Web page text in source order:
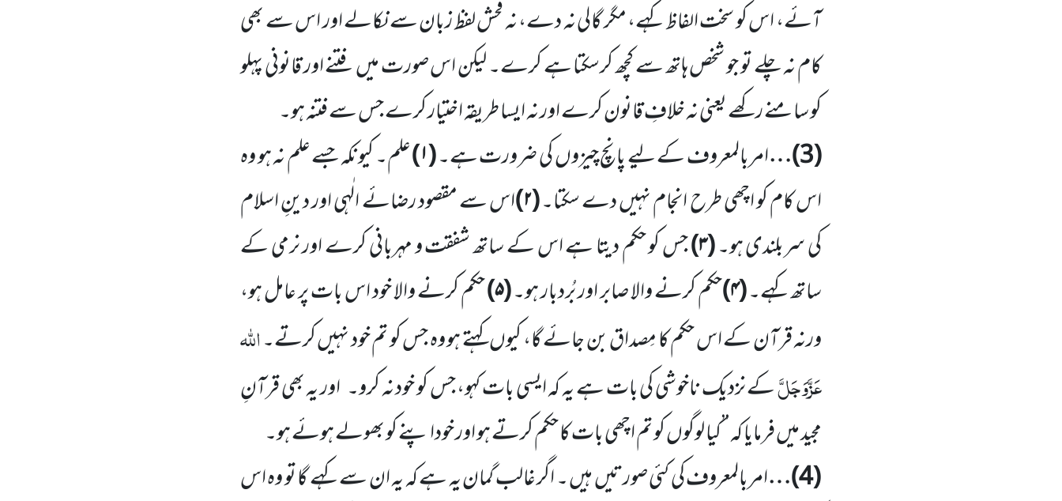
آئے، اس کو سخت الفاظ کہے، مگر گالی نہ دے، نہ فحش لفظ زبان سے نکالے اور اس سے بھی
کام نہ چلے تو جو شخص ہاتھ سے کچھ کرسکتا ہے کرے۔ لیکن اس صورت میں فتنے اور قانونی پہلو
کو سامنے رکھے یعنی نہ خلافِ قانون کرے اور نہ ایسا طریقہ اختیار کرے جس سے فتنہ ہو۔
(3)
…امربالمعروف کے لیے پانچ چیزوں کی ضرورت ہے۔(۱) علم۔کیونکہ جسے علم نہ ہو وہ
اس کام کو اچھی طرح انجام نہیں دے سکتا۔(۲) اس سے مقصود رضائے الٰہی اور دینِ اسلام
کی سربلندی ہو۔(۳) جس کو حکم دیتا ہے اس کے ساتھ شفقت و مہربانی کرے اور نرمی کے
ساتھ کہے۔(۴)حکم کرنے والا صابر اور بُردبار ہو۔(۵) حکم کرنے والاخود اس بات پر عامل ہو،
ورنہ قرآن کے اس حکم کا مِصداق بن جائے گا، کیوں کہتے ہو وہ جس کو تم خود نہیں کرتے۔اللّٰہ
عَزَّوَجَلَّکے نزدیک ناخوشی کی بات ہے یہ کہ ایسی بات کہو، جس کو خود نہ کرو۔ اور یہ بھی قرآنِ
مجید میں فرمایا کہ ’’کیا لوگوں کو تم اچھی بات کا حکم کرتے ہو اور خودا پنے کو بھولے ہوئے ہو۔
(4)
…امربالمعروف کی کئی صورتیں ہیں ۔ اگر غالب گمان یہ ہے کہ یہ ان سے کہے گا تو وہ اس